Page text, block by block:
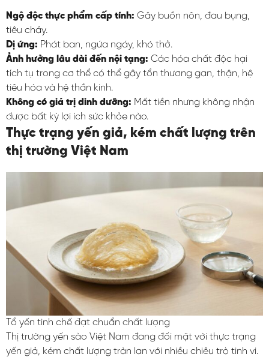
Ngộ độc thực phẩm cấp tính: Gây buồn nôn, đau bụng,
tiêu chảy.
Dị ứng: Phát ban, ngứa ngáy, khó thở.
Ảnh hưởng lâu dài đến nội tạng: Các hóa chất độc hại
tích tụ trong cơ thể có thể gây tổn thương gan, thận, hệ
tiêu hóa và hệ thần kinh.
Không có giá trị dinh dưỡng: Mất tiền nhưng không nhận
được bất kỳ lợi ích sức khỏe nào.
Thực trạng yến giả, kém chất lượng trên
thị trường Việt Nam
Tổ yến tinh chế đạt chuẩn chất lượng
Thị trường yến sào Việt Nam đang đối mặt với thực trạng
yến giả, kém chất lượng tràn lan với nhiều chiêu trò tinh vi.